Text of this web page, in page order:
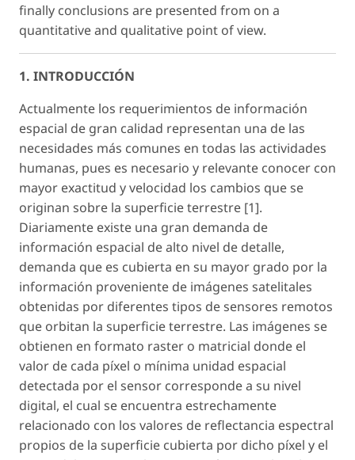
finally conclusions are presented from on a
quantitative and qualitative point of view.
1. INTRODUCCIÓN
Actualmente los requerimientos de información
espacial de gran calidad representan una de las
necesidades más comunes en todas las actividades
humanas, pues es necesario y relevante conocer con
mayor exactitud y velocidad los cambios que se
originan sobre la superficie terrestre [1].
Diariamente existe una gran demanda de
información espacial de alto nivel de detalle,
demanda que es cubierta en su mayor grado por la
información proveniente de imágenes satelitales
obtenidas por diferentes tipos de sensores remotos
que orbitan la superficie terrestre. Las imágenes se
obtienen en formato raster o matricial donde el
valor de cada píxel o mínima unidad espacial
detectada por el sensor corresponde a su nivel
digital, el cual se encuentra estrechamente
relacionado con los valores de reflectancia espectral
propios de la superficie cubierta por dicho píxel y el